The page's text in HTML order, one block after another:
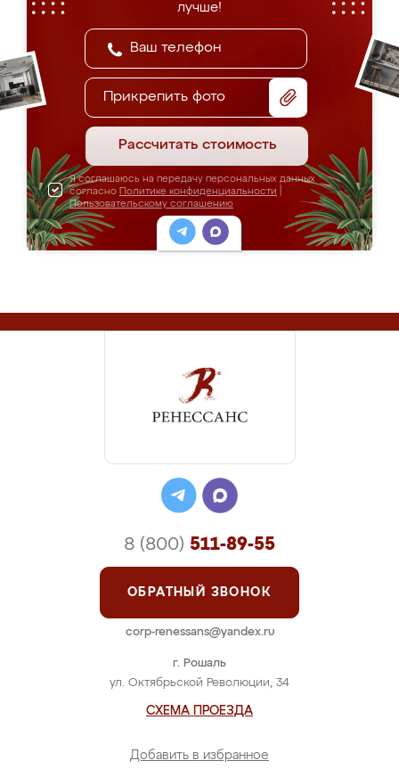
лучше!
Прикрепить фото
Рассчитать стоимость
Я соглашаюсь на передачу персональных данных
согласно Политике конфиденциальности
Пользовательскому соглашению
г. Рошаль
ул. Октябрьской Революции, 34
СХЕМА ПРОЕЗДА
Добавить в избранное
8 (800) 511-89-55
ОБРАТНЫЙ ЗВОНОК
corp-renessans@yandex.ru